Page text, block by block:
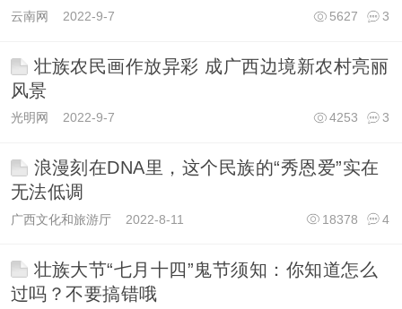
云南网 2022-9-7 3
5627
壮族农民画作放异彩 成广西边境新农村亮丽
风景
光明网 2022-9-7 3
4253
浪漫刻在DNA里，这个民族的“秀恩爱”实在
无法低调
广西文化和旅游厅2022-8-11 4
18378
壮族大节“七月十四”鬼节须知：你知道怎么
过吗？不要搞错哦